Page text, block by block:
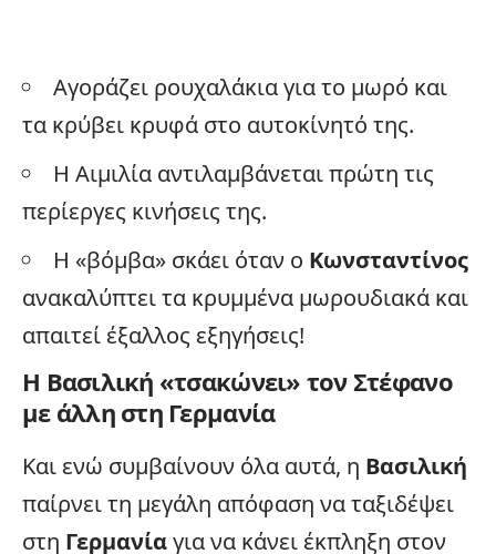
Αγοράζει ρουχαλάκια για το μωρό και
τα κρύβει κρυφά στο αυτοκίνητό της.
Η Αιμιλία αντιλαμβάνεται πρώτη τις
περίεργες κινήσεις της.
Η «βόμβα» σκάει όταν ο Κωνσταντίνος
ανακαλύπτει τα κρυμμένα μωρουδιακά και
απαιτεί έξαλλος εξηγήσεις!
Η Βασιλική «τσακώνει» τον Στέφανο
με άλλη στη Γερμανία
Και ενώ συμβαίνουν όλα αυτά, η Βασιλική
παίρνει τη μεγάλη απόφαση να ταξιδέψει
στη Γερμανίαγια να κάνει έκπληξη στον